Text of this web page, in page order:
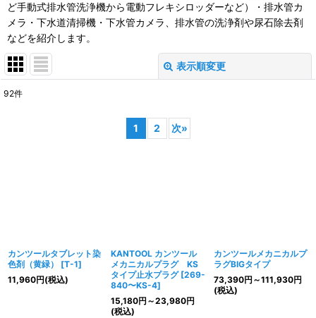
ど手動式排水管洗浄機から電動フレキシロッダーなど）・排水管カ
メラ・下水道清掃機・下水管カメラ、排水管の洗浄剤や尿石除去剤
などを紹介します。
表示順変更
サブカテゴリ
92件
1 2 次»
カンツールタブレット染
色剤（黄緑）
[T-1]
11,960円(税込)
KANTOOL カンツール
メカニカルプラグ KS
タイプ止水プラグ [269-
840〜KS-4]
15,180円 ～23,980円
(税込)
カンツールメカニカルプ
ラグBIGタイプ
73,390円 ～111,930円
(税込)